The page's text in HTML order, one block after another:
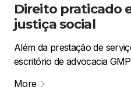
Direito praticado
justiça social
Além da prestação de
escritório de advocacia
More